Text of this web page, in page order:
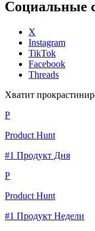
Социальные
X
Instagram
TikTok
Facebook
Threads
Хватит
P
Product Hunt
#1 Продукт Дня
P
Product Hunt
#1 Продукт Недели